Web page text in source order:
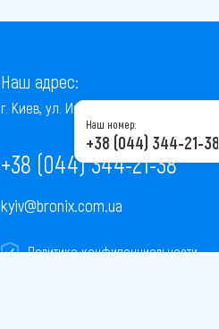
Наш адрес:
г. Киев, ул. Институтская, 22/7, оф. 41
+38 (044) 344-21-38
kyiv@bronix.com.ua
Политика конфиденциальности
Наш номер:
+38 (044) 344-21-38